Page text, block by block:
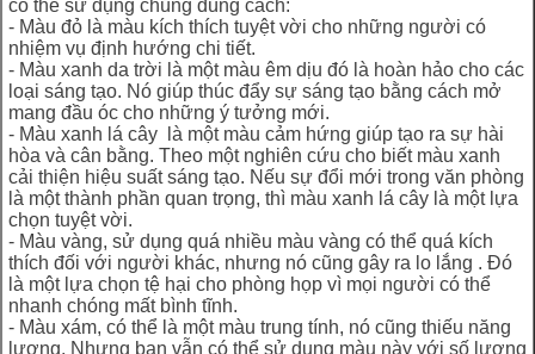
có thể sử dụng chúng đúng cách:
- Màu đỏ là màu kích thích tuyệt vời cho những người có
nhiệm vụ định hướng chi tiết.
- Màu xanh da trời là một màu êm dịu đó là hoàn hảo cho các
loại sáng tạo. Nó giúp thúc đẩy sự sáng tạo bằng cách mở
mang đầu óc cho những ý tưởng mới.
- Màu xanh lá cây là một màu cảm hứng giúp tạo ra sự hài
hòa và cân bằng. Theo một nghiên cứu cho biết màu xanh
cải thiện hiệu suất sáng tạo. Nếu sự đổi mới trong văn phòng
là một thành phần quan trọng, thì màu xanh lá cây là một lựa
chọn tuyệt vời.
- Màu vàng, sử dụng quá nhiều màu vàng có thể quá kích
thích đối với người khác, nhưng nó cũng gây ra lo lắng . Đó
là một lựa chọn tệ hại cho phòng họp vì mọi người có thể
nhanh chóng mất bình tĩnh.
- Màu xám, có thể là một màu trung tính, nó cũng thiếu năng
lượng. Nhưng bạn vẫn có thể sử dụng màu này với số lượng